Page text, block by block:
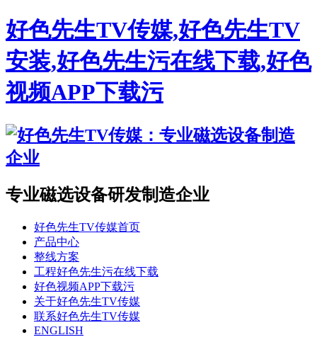
好色先生TV传媒,好色先生TV
安装,好色先生污在线下载,好色
视频APP下载污
专业磁选设备研发制造企业
好色先生TV传媒首页
产品中心
整线方案
工程好色先生污在线下载
好色视频APP下载污
关于好色先生TV传媒
联系好色先生TV传媒
ENGLISH